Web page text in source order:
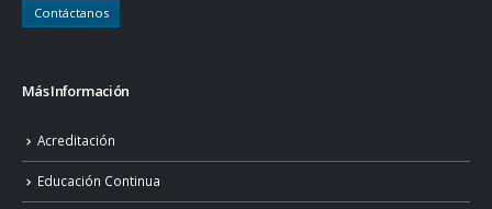
Contáctanos
Más Información
Acreditación
Educación Continua